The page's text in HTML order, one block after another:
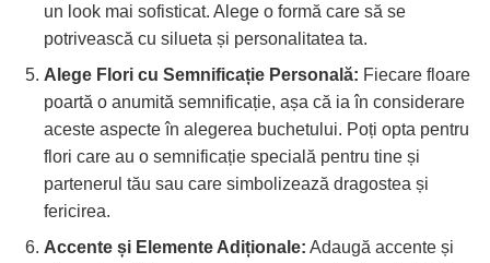
un look mai sofisticat. Alege o formă care să se
potrivească cu silueta și personalitatea ta.
Alege Flori cu Semnificație Personală: Fiecare floare
poartă o anumită semnificație, așa că ia în considerare
aceste aspecte în alegerea buchetului. Poți opta pentru
flori care au o semnificație specială pentru tine și
partenerul tău sau care simbolizează dragostea și
fericirea.
Accente și Elemente Adiționale: Adaugă accente și